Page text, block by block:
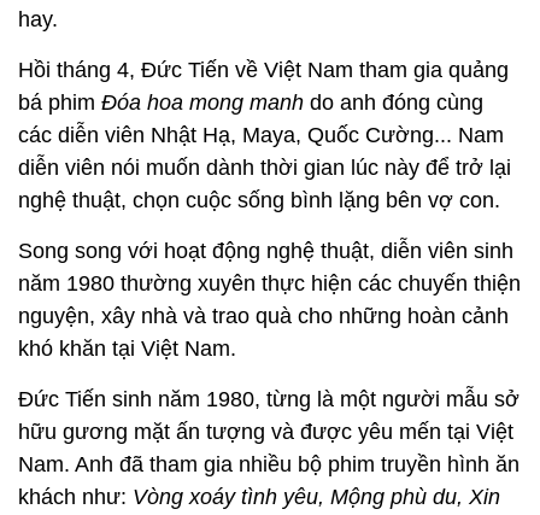
hay.
Hồi tháng 4, Đức Tiến về Việt Nam tham gia quảng
bá phim Đóa hoa mong manh do anh đóng cùng
các diễn viên Nhật Hạ, Maya, Quốc Cường... Nam
diễn viên nói muốn dành thời gian lúc này để trở lại
nghệ thuật, chọn cuộc sống bình lặng bên vợ con.
Song song với hoạt động nghệ thuật, diễn viên sinh
năm 1980 thường xuyên thực hiện các chuyến thiện
nguyện, xây nhà và trao quà cho những hoàn cảnh
khó khăn tại Việt Nam.
Đức Tiến sinh năm 1980, từng là một người mẫu sở
hữu gương mặt ấn tượng và được yêu mến tại Việt
Nam. Anh đã tham gia nhiều bộ phim truyền hình ăn
khách như: Vòng xoáy tình yêu, Mộng phù du, Xin